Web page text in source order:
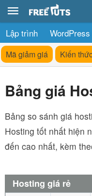
Lập trình WordPress
Mã giảm giá Kiến
Bảng giá
Bảng so sánh giá
Hosting tốt nhất hiện
đến cao nhất, kèm
Hosting giá rẻ